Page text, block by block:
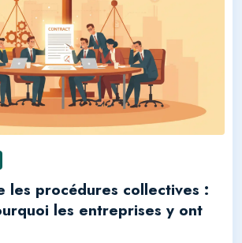
les procédures collectives :
les entreprises y ont